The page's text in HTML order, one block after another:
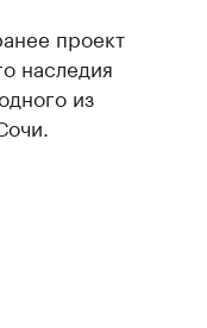
проект
наследия
из